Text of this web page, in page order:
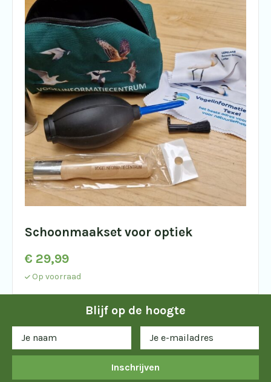
Schoonmaakset voor optiek
€ 29,99
Op voorraad
Blijf op de hoogte
Inschrijven